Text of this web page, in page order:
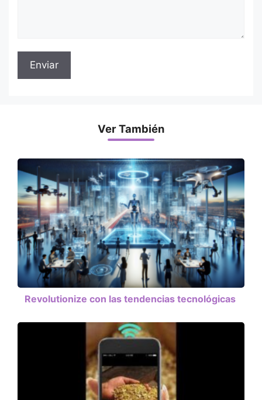
Ver También
Revolutionize con las tendencias tecnológicas